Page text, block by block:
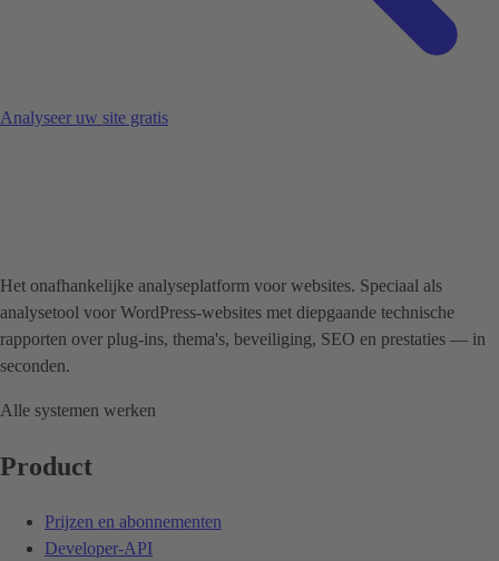
Analyseer uw site gratis
Het onafhankelijke analyseplatform voor websites. Speciaal als
analysetool voor WordPress-websites met diepgaande technische
rapporten over plug-ins, thema's, beveiliging, SEO en prestaties — in
seconden.
Alle systemen werken
Product
Prijzen en abonnementen
Developer-API